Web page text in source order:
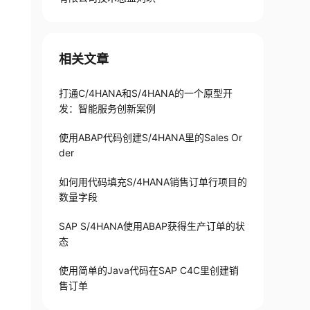
相关文章
打通C/4HANA和S/4HANA的一个原型开
发：智能服务创新案例
使用ABAP代码创建S/4HANA里的Sales Or
der
如何用代码填充S/4HANA销售订单行项目的
数量字段
SAP S/4HANA使用ABAP获得生产订单的状
态
使用简单的Java代码在SAP C4C里创建销
售订单